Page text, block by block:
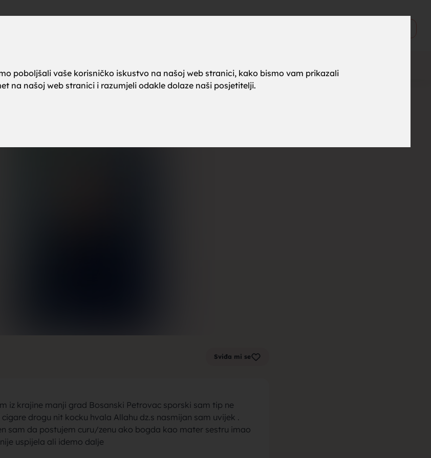
poboljšali vaše korisničko iskustvo na našoj web stranici, kako bismo vam prikazali
na našoj web stranici i razumjeli odakle dolaze naši posjetitelji.
Sviđa mi se
iz krajine manji grad Bosanski Petrovac sporski sam tip ne
drogu nit kocku hvala Allahu dz.s nasmijan sam uvijek .
sam da postujem curu/zenu ako bogda kao mater sestru imao
uspijela ali idemo dalje
zene za
za brak,
za brak sa sela,
sa sela, trazim